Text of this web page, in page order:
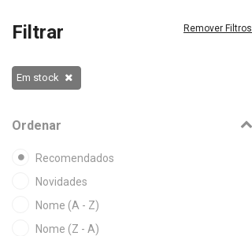
Filtrar Remover Filtros
Em stock
Ordenar
Recomendados
Novidades
Nome (A - Z)
Nome (Z - A)